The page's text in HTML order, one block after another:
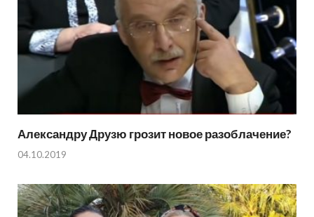
Александру Друзю грозит новое разоблачение?
04.10.2019